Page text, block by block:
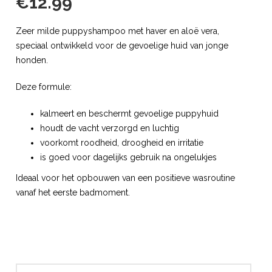
Zeer milde puppyshampoo met haver en aloë vera,
speciaal ontwikkeld voor de gevoelige huid van jonge
honden.
Deze formule:
kalmeert en beschermt gevoelige puppyhuid
houdt de vacht verzorgd en luchtig
voorkomt roodheid, droogheid en irritatie
is goed voor dagelijks gebruik na ongelukjes
Ideaal voor het opbouwen van een positieve wasroutine
vanaf het eerste badmoment.